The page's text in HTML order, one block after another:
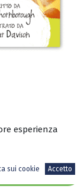
esperienza
sui cookie Accetto